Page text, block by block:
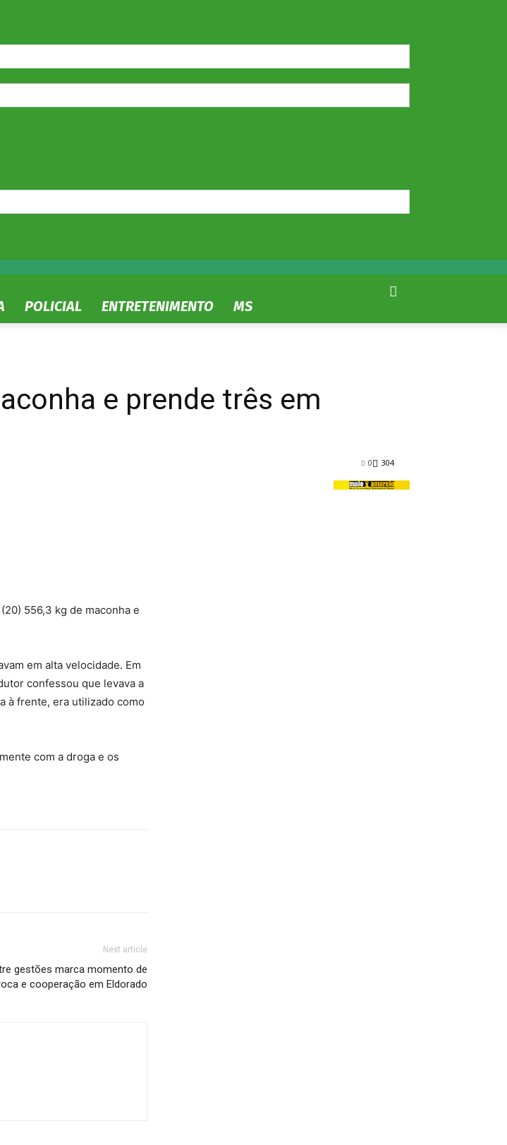
POLICIAL ENTRETENIMENTO MS
e prende três em
304
0
556,3 kg de maconha e
em alta velocidade. Em
confessou que levava a
à frente, era utilizado como
com a droga e os
Next article
gestões marca momento de
e cooperação em Eldorado